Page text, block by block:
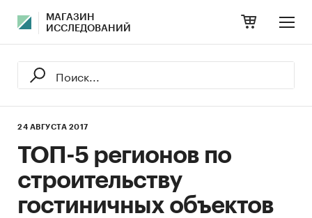
МАГАЗИН
ИССЛЕДОВАНИЙ
24 АВГУСТА 2017
ТОП-5 регионов по
строительству
гостиничных объектов